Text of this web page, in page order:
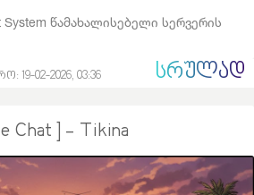
System წამახალისებელი სერვერის
19-02-2026, 03:36 ᲡᲠᲣᲚᲐᲓ
Chat ] - Tikina